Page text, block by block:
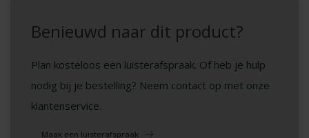
Benieuwd naar dit product?
Plan kosteloos een luisterafspraak. Of heb je hulp
nodig bij je bestelling? Neem contact op met onze
klantenservice.
Maak een luisterafspraak